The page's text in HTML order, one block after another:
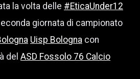
la volta delle #EticaUnder12
giornata di campionato
Uisp Bologna con
del ASD Fossolo 76 Calcio